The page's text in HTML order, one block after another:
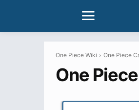
One Piece Wiki One Piece
One